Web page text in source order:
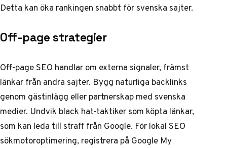
Detta kan öka rankingen snabbt för svenska sajter.
Off-page strategier
Off-page SEO handlar om externa signaler, främst
länkar från andra sajter. Bygg naturliga backlinks
genom gästinlägg eller partnerskap med svenska
medier. Undvik black hat-taktiker som köpta länkar,
som kan leda till straff från Google. För lokal SEO
sökmotoroptimering, registrera på Google My